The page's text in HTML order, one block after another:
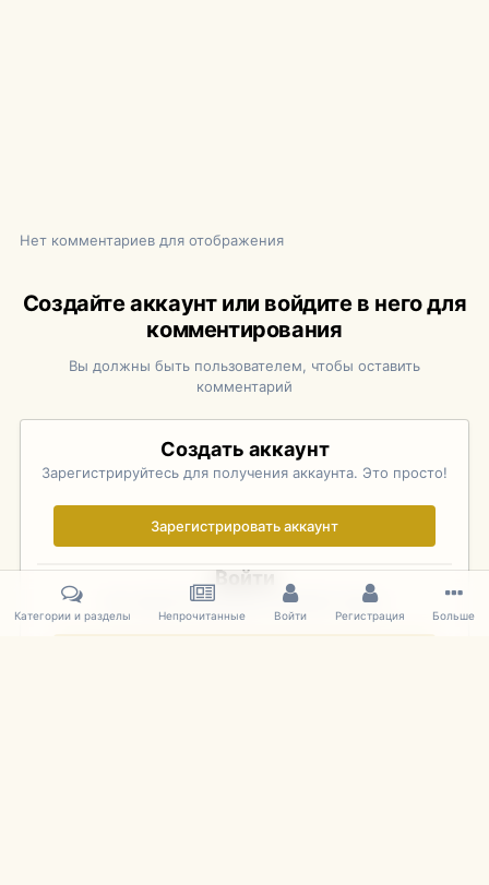
Нет комментариев для отображения
Создайте аккаунт или войдите в него для
комментирования
Вы должны быть пользователем, чтобы оставить
комментарий
Создать аккаунт
Зарегистрируйтесь для получения аккаунта. Это просто!
Зарегистрировать аккаунт
Войти
Уже зарегистрированы? Войдите здесь.
Категории и разделы Непрочитанные Войти Регистрация Больше